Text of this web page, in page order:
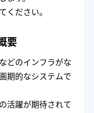
ください。
要
どのインフラがな
期的なシステムで
活躍が期待されて